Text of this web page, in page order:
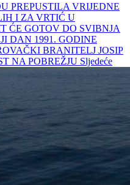
PREPUSTILA VRIJEDNE
I ZA VRTIĆ U
ĆE GOTOV DO SVIBNJA
DAN 1991. GODINE
BRANITELJ JOSIP
NA POBREŽJU Sljedeće